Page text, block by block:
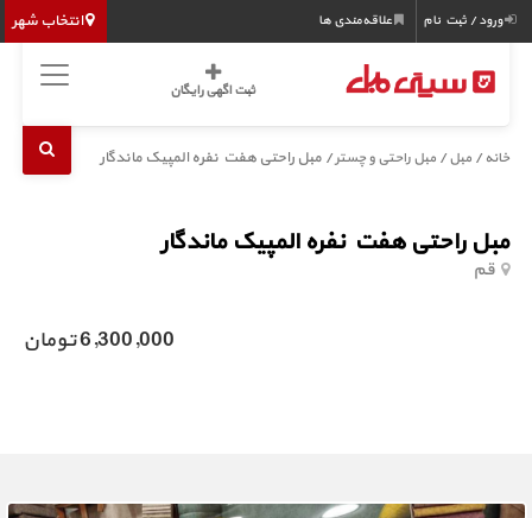
انتخاب شهر ورود / ثبت نام علاقه‌مندی ها
ثبت اگهی رایگان
خانه /مبل/مبل راحتی و چستر/ مبل راحتی هفت نفره المپیک ماندگار
مبل راحتی هفت نفره المپیک ماندگار
قم
6,300,000 تومان